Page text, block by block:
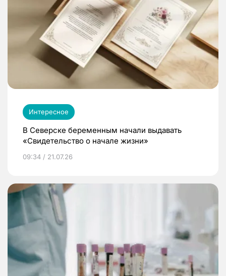
Интересное
В Северске беременным начали выдавать
«Свидетельство о начале жизни»
09:34 / 21.07.26